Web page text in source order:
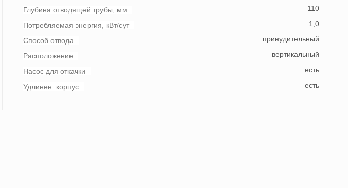
Глубина отводящей трубы, мм 110
Потребляемая энергия, кВт/сут 1,0
Способ отвода принудительный
Расположение вертикальный
Насос для откачки есть
Удлинен. корпус есть